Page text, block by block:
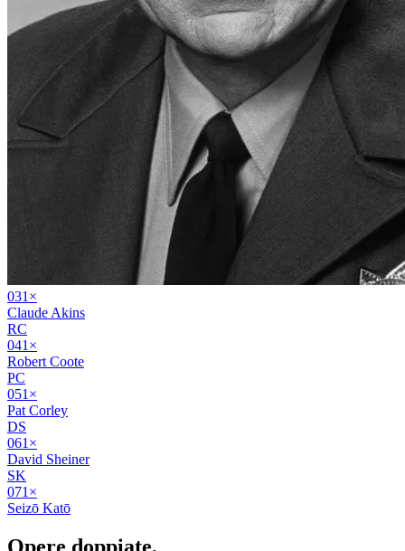
031 ×
Claude Akins
RC
041 ×
Robert Coote
PC
051 ×
Pat Corley
DS
061 ×
David Sheiner
SK
071 ×
Seizō Katō
Opere doppiate.